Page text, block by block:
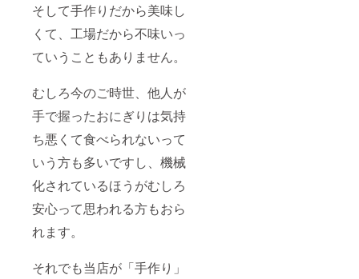
そして手作りだから美味し
くて、工場だから不味いっ
ていうこともありません。
むしろ今のご時世、他人が
手で握ったおにぎりは気持
ち悪くて食べられないって
いう方も多いですし、機械
化されているほうがむしろ
安心って思われる方もおら
れます。
それでも当店が「手作り」